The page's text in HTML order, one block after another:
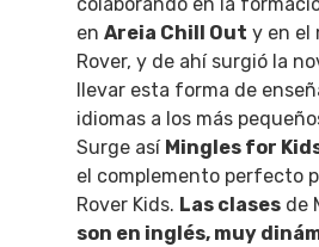
en Areia Chill Out y en el
Rover, y de ahí surgió la
llevar esta forma de
idiomas a los más
Surge así Mingles for
el complemento perfecto
Rover Kids. Las clases de
son en inglés, muy